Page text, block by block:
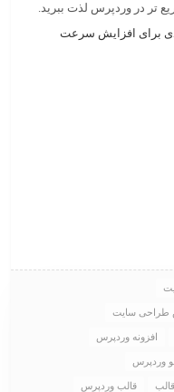
تر در وردپرس لذت ببرید.
برای افزایش سرعت
طراحی سایت
افزونه وردپرس
وردپرس
قالب قالب وردپرس